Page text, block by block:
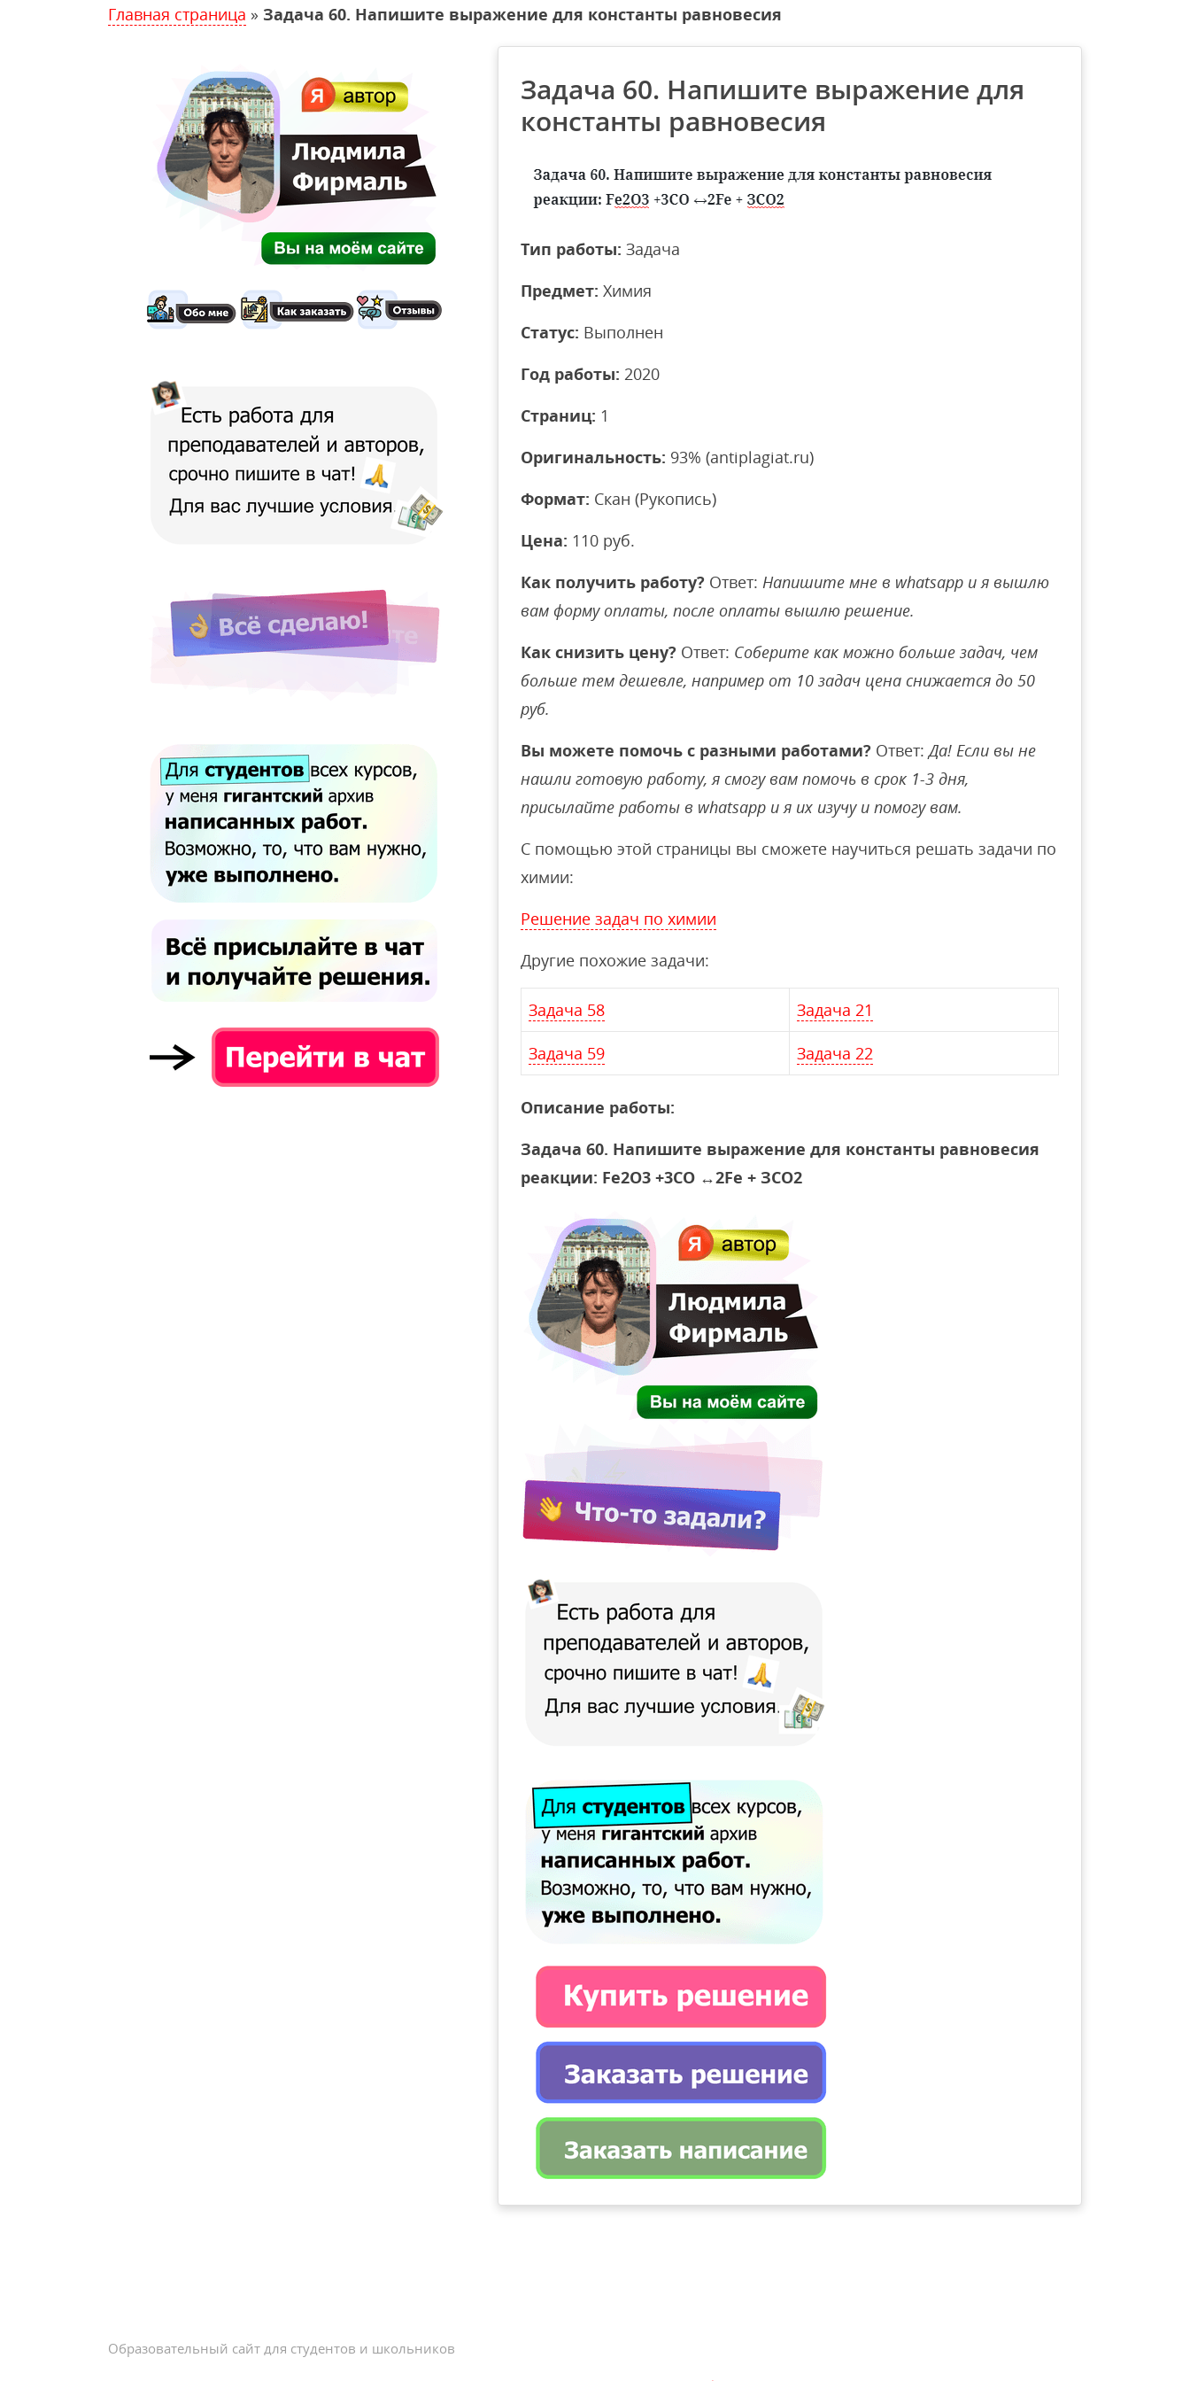
Главная страница » Задача 60. Напишите выражение для константы равновесия
Задача 60. Напишите выражение для
константы равновесия
Тип работы: Задача
Предмет: Химия
Статус: Выполнен
Год работы: 2020
Страниц: 1
Оригинальность: 93% (antiplagiat.ru)
Формат: Скан (Рукопись)
Цена: 110 руб.
Как получить работу? Ответ: Напишите мне в whatsapp и я вышлю
вам форму оплаты, после оплаты вышлю решение.
Как снизить цену? Ответ: Соберите как можно больше задач, чем
больше тем дешевле, например от 10 задач цена снижается до 50
руб.
Вы можете помочь с разными работами? Ответ:Да! Если вы не
нашли готовую работу, я смогу вам помочь в срок 1-3 дня,
присылайте работы в whatsapp и я их изучу и помогу вам.
С помощью этой страницы вы сможете научиться решать задачи по
химии:
Решение задач по химии
Другие похожие задачи:
Задача 58 Задача 21
Задача 59 Задача 22
Описание работы:
Задача 60. Напишите выражение для константы равновесия
реакции: Fе2О3 +3CO ↔2Fe + ЗСО2
Образовательный сайт для студентов и школьников